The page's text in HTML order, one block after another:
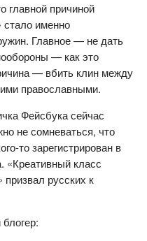
главной причиной
стало именно
Главное — не дать
— как это
— вбить клин между
православными.
Фейсбука сейчас
не сомневаться, что
то зарегистрирован в
«Креативный класс
призвал русских к